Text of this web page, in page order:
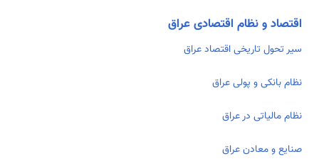
اقتصاد و نظام اقتصادی عراق
سیر تحول تاریخی اقتصاد عراق
نظام بانکی و پولی عراق
نظام مالیاتی در عراق
صنایع و معادن عراق